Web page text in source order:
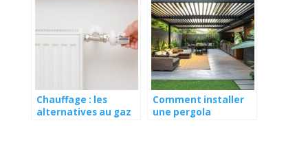
Chauffage : les
alternatives au gaz
Comment installer
une pergola